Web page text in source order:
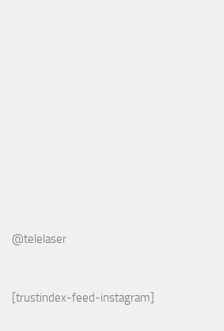
@telelaser
[trustindex-feed-instagram]